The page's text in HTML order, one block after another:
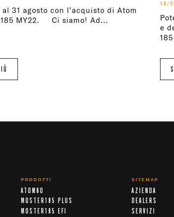
al 31 agosto con l’acquisto di Atom
MY22. Ci siamo! Ad...
16/
e
PRODOTTI
ATOM80
MOSTER185 PLUS
MOSTER185 EFI
SITEMAP
AZIENDA
DEALERS
SERVIZI